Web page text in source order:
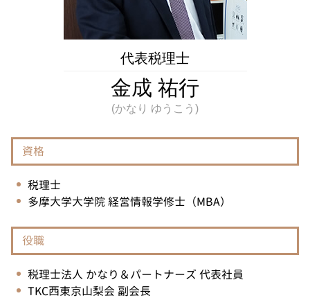
修正申告 とは
相続 埼玉県 相談
相続税 東京都 相談
不動産相続 埼玉県 税理士
代表税理士
金成 祐行
資格
税理士
多摩大学大学院 経営情報学修士（MBA）
役職
税理士法人 かなり＆パートナーズ 代表社員
TKC西東京山梨会 副会長